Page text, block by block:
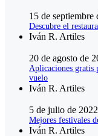
15 de septiembre
Descubre el
Iván R. Artiles
20 de agosto de
Aplicaciones gratis
vuelo
Iván R. Artiles
5 de julio de 2022
Mejores festivales
Iván R. Artiles